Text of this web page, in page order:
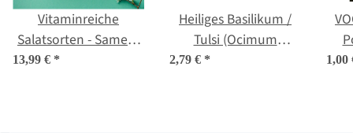
Vitaminreiche
Salatsorten - Samen-
Geschenkset
13,99 € *
Heiliges Basilikum /
Tulsi (Ocimum
tenuiflorum syn.
2,79 € * 1,00